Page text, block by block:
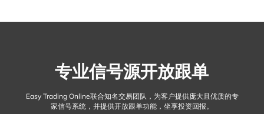
比特币、以太坊等
专业信号源开放跟单
Easy Trading Online联合知名交易团队，为客户提供庞大且优质的专
家信号系统，并提供开放跟单功能，坐享投资回报。